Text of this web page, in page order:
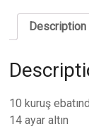
Description
10 kuruş
14 ayar altın